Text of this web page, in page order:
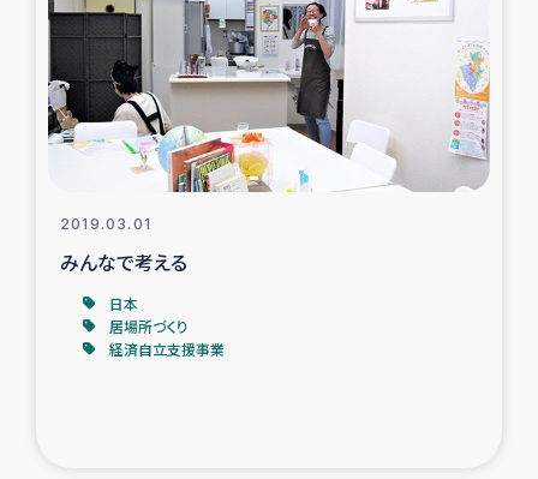
カカオ生産者支援事業
シリア国内避難民・帰還民の生活再建支援
トルコにおけるシリア難民支援事業
インドネシア中部 スラウェシの地震・津波被災者支援
スリランカ ムライティブ県帰還民の生活再建支援
2019.03.01
みんなで考える
日本
居場所づくり
経済自立支援事業